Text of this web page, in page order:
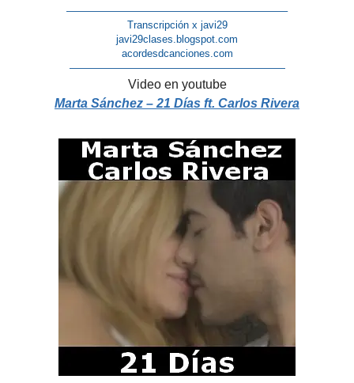
—————————————————————–
Transcripción x javi29
javi29clases.blogspot.com
acordesdcanciones.com
—————————————————————
Video en youtube
Marta Sánchez – 21 Días ft. Carlos Rivera